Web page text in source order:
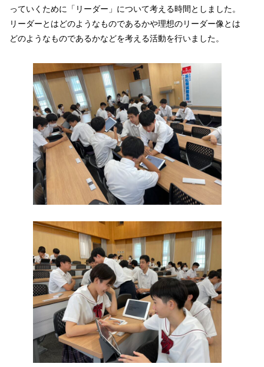
っていくために「リーダー」について考える時間としました。
リーダーとはどのようなものであるかや理想のリーダー像とは
どのようなものであるかなどを考える活動を行いました。